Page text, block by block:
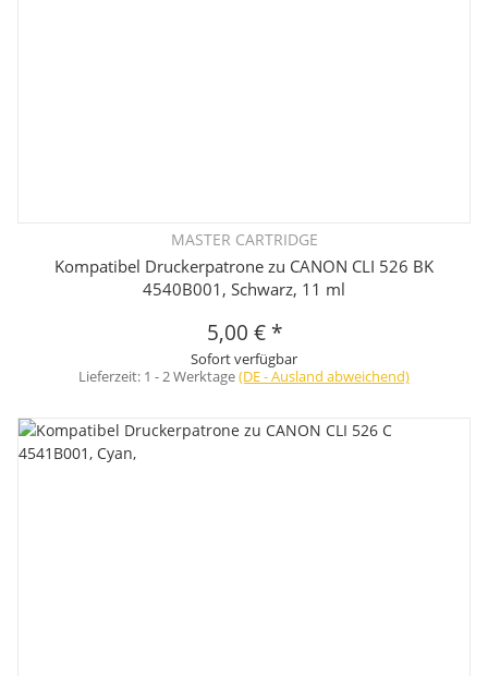
MASTER CARTRIDGE
Kompatibel Druckerpatrone zu CANON CLI 526 BK
4540B001, Schwarz, 11 ml
5,00 € *
Sofort verfügbar
Lieferzeit: 1 - 2 Werktage(DE - Ausland abweichend)